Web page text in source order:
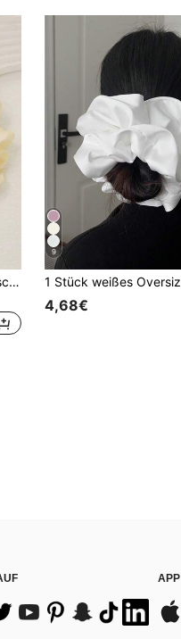
1 Stück großes XXL französisches flauschiges Chiffon Haargummi, elastisches Haargummi, geeignet für dicke Haare Pferdeschwanz Haargummi, elegante Dutt Dekoration, Damen Haaraccessoire, Haarstyling Werkzeug
9
4,68€
APP